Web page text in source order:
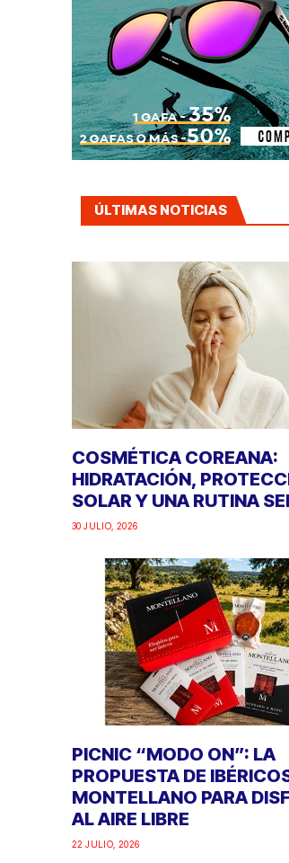
ÚLTIMAS NOTICIAS
COSMÉTICA COREANA:
HIDRATACIÓN,
SOLAR Y UNA RUTINA
30 JULIO, 2026
PICNIC “MODO ON”: LA
PROPUESTA DE
MONTELLANO PARA
AL AIRE LIBRE
22 JULIO, 2026